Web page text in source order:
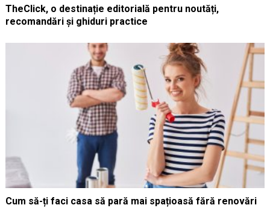
TheClick, o destinație editorială pentru noutăți,
recomandări și ghiduri practice
Cum să-ți faci casa să pară mai spațioasă fără renovări